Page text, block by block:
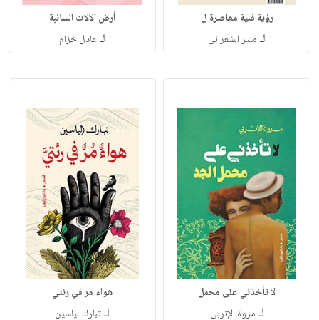
رؤية فنية معاصرة ل
لـ منير الشعراني
أرض الآلات السائبة
لـعادل خزام
لا تأخذني على محمل
لـ مروة الإتربي
هواء مر في رئتي
لـتبارك الياسين